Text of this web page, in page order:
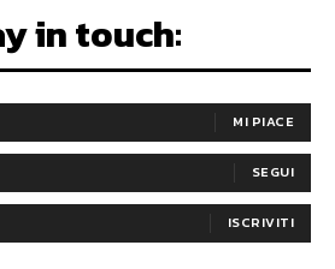
in touch:
MI PIACE
SEGUI
ISCRIVITI